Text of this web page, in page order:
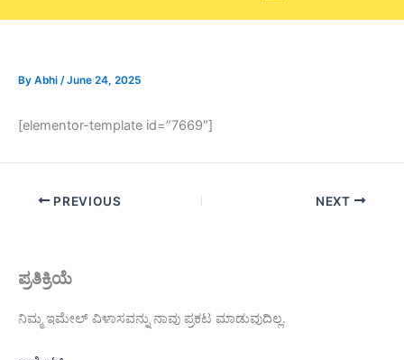
By Abhi /June 24, 2025
[elementor-template id=”7669″]
PREVIOUS NEXT
ಪ್ರತಿಕ್ರಿಯೆ
ನಿಮ್ಮ ಇಮೇಲ್ ವಿಳಾಸವನ್ನು ನಾವು ಪ್ರಕಟ ಮಾಡುವುದಿಲ್ಲ.